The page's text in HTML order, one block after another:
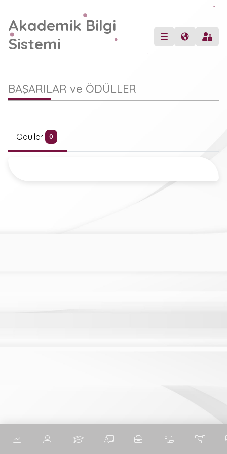
Akademik Bilgi
Sistemi
BAŞARILAR ve ÖDÜLLER
Ödüller 0